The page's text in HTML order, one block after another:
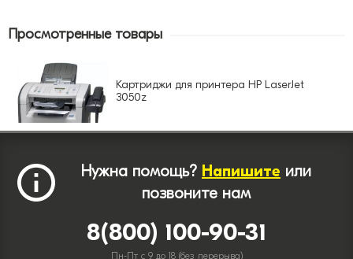
Просмотренные товары
Картриджи для принтера HP LaserJet
3050z
Нужна помощь? Напишите или
позвоните нам
8(800) 100-90-31
Пн-Пт с 9 до 18 (без перерыва)